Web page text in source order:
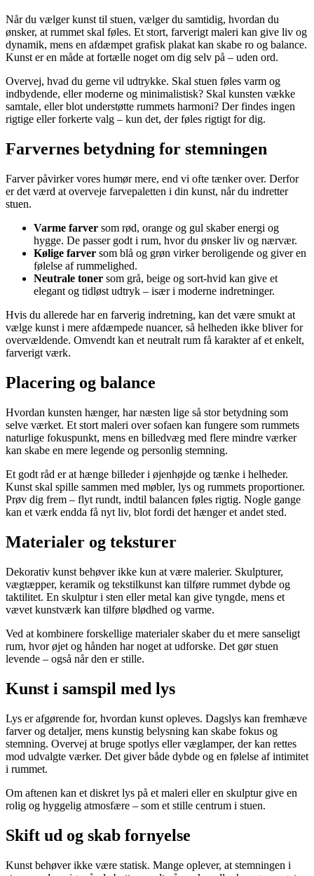
Når du vælger kunst til stuen, vælger du samtidig, hvordan du
ønsker, at rummet skal føles. Et stort, farverigt maleri kan give liv og
dynamik, mens en afdæmpet grafisk plakat kan skabe ro og balance.
Kunst er en måde at fortælle noget om dig selv på – uden ord.
Overvej, hvad du gerne vil udtrykke. Skal stuen føles varm og
indbydende, eller moderne og minimalistisk? Skal kunsten vække
samtale, eller blot understøtte rummets harmoni? Der findes ingen
rigtige eller forkerte valg – kun det, der føles rigtigt for dig.
Farvernes betydning for stemningen
Farver påvirker vores humør mere, end vi ofte tænker over. Derfor
er det værd at overveje farvepaletten i din kunst, når du indretter
stuen.
Varme farver som rød, orange og gul skaber energi og
hygge. De passer godt i rum, hvor du ønsker liv og nærvær.
Kølige farver som blå og grøn virker beroligende og giver en
følelse af rummelighed.
Neutrale toner som grå, beige og sort-hvid kan give et
elegant og tidløst udtryk – især i moderne indretninger.
Hvis du allerede har en farverig indretning, kan det være smukt at
vælge kunst i mere afdæmpede nuancer, så helheden ikke bliver for
overvældende. Omvendt kan et neutralt rum få karakter af et enkelt,
farverigt værk.
Placering og balance
Hvordan kunsten hænger, har næsten lige så stor betydning som
selve værket. Et stort maleri over sofaen kan fungere som rummets
naturlige fokuspunkt, mens en billedvæg med flere mindre værker
kan skabe en mere legende og personlig stemning.
Et godt råd er at hænge billeder i øjenhøjde og tænke i helheder.
Kunst skal spille sammen med møbler, lys og rummets proportioner.
Prøv dig frem – flyt rundt, indtil balancen føles rigtig. Nogle gange
kan et værk endda få nyt liv, blot fordi det hænger et andet sted.
Materialer og teksturer
Dekorativ kunst behøver ikke kun at være malerier. Skulpturer,
vægtæpper, keramik og tekstilkunst kan tilføre rummet dybde og
taktilitet. En skulptur i sten eller metal kan give tyngde, mens et
vævet kunstværk kan tilføre blødhed og varme.
Ved at kombinere forskellige materialer skaber du et mere sanseligt
rum, hvor øjet og hånden har noget at udforske. Det gør stuen
levende – også når den er stille.
Kunst i samspil med lys
Lys er afgørende for, hvordan kunst opleves. Dagslys kan fremhæve
farver og detaljer, mens kunstig belysning kan skabe fokus og
stemning. Overvej at bruge spotlys eller væglamper, der kan rettes
mod udvalgte værker. Det giver både dybde og en følelse af intimitet
i rummet.
Om aftenen kan et diskret lys på et maleri eller en skulptur give en
rolig og hyggelig atmosfære – som et stille centrum i stuen.
Skift ud og skab fornyelse
Kunst behøver ikke være statisk. Mange oplever, at stemningen i